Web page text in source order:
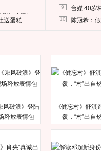
掉这照片
送蛋糕
9 台媒:40岁
10 陈冠希：
风破浪》登陆
释放表情包
《健忘村》舒淇
覆，“村”出自